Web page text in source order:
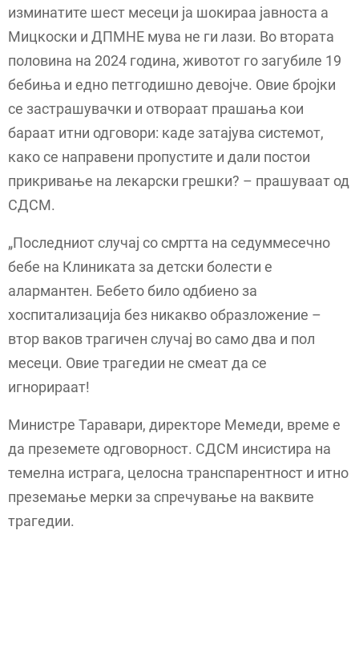
изминатите шест месеци ја шокираа јавноста а
Мицкоски и ДПМНЕ мува не ги лази. Во втората
половина на 2024 година, животот го загубиле 19
бебиња и едно петгодишно девојче. Овие бројки
се застрашувачки и отвораат прашања кои
бараат итни одговори: каде затајува системот,
како се направени пропустите и дали постои
прикривање на лекарски грешки? – прашуваат од
СДСМ.
„Последниот случај со смртта на седуммесечно
бебе на Клиниката за детски болести е
алармантен. Бебето било одбиено за
хоспитализација без никакво образложение –
втор ваков трагичен случај во само два и пол
месеци. Овие трагедии не смеат да се
игнорираат!
Министре Таравари, директоре Мемеди, време е
да преземете одговорност. СДСМ инсистира на
темелна истрага, целосна транспарентност и итно
преземање мерки за спречување на ваквите
трагедии.